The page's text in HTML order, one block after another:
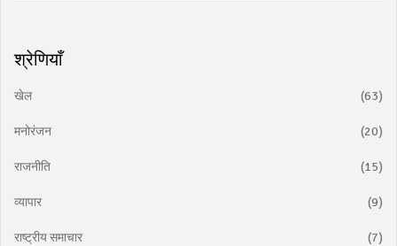
श्रेणियाँ
खेल (63)
मनोरंजन (20)
राजनीति (15)
व्यापार (9)
राष्ट्रीय समाचार (7)